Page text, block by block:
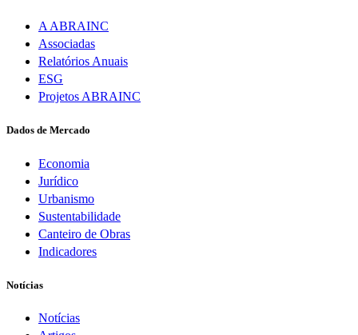
A ABRAINC
Associadas
Relatórios Anuais
ESG
Projetos ABRAINC
Dados de Mercado
Economia
Jurídico
Urbanismo
Sustentabilidade
Canteiro de Obras
Indicadores
Notícias
Notícias